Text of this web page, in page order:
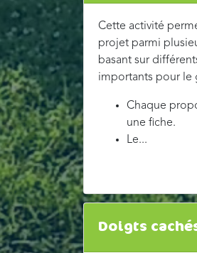
Cette activité
projet parmi
basant sur
importants pour le
Chaque
une fiche.
Le...
Doigts